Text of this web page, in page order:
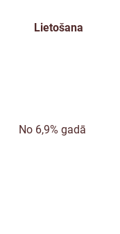
Lietošana
No 6,9% gadā